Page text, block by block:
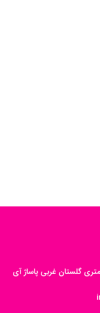
آدرس: جنت آباد مرکزی ، 20 متری گلستان غربی پاساژ آی